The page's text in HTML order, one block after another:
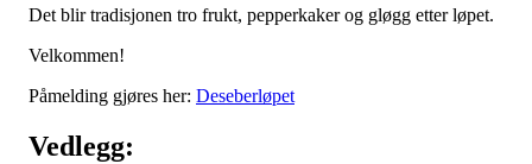
Det blir tradisjonen tro frukt, pepperkaker og gløgg etter løpet.
Velkommen!
Påmelding gjøres her: Deseberløpet
Vedlegg: